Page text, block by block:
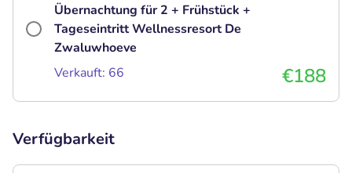
Übernachtung für 2 + Frühstück +
Tageseintritt Wellnessresort De
Zwaluwhoeve
Verkauft: 66
€188
Verfügbarkeit